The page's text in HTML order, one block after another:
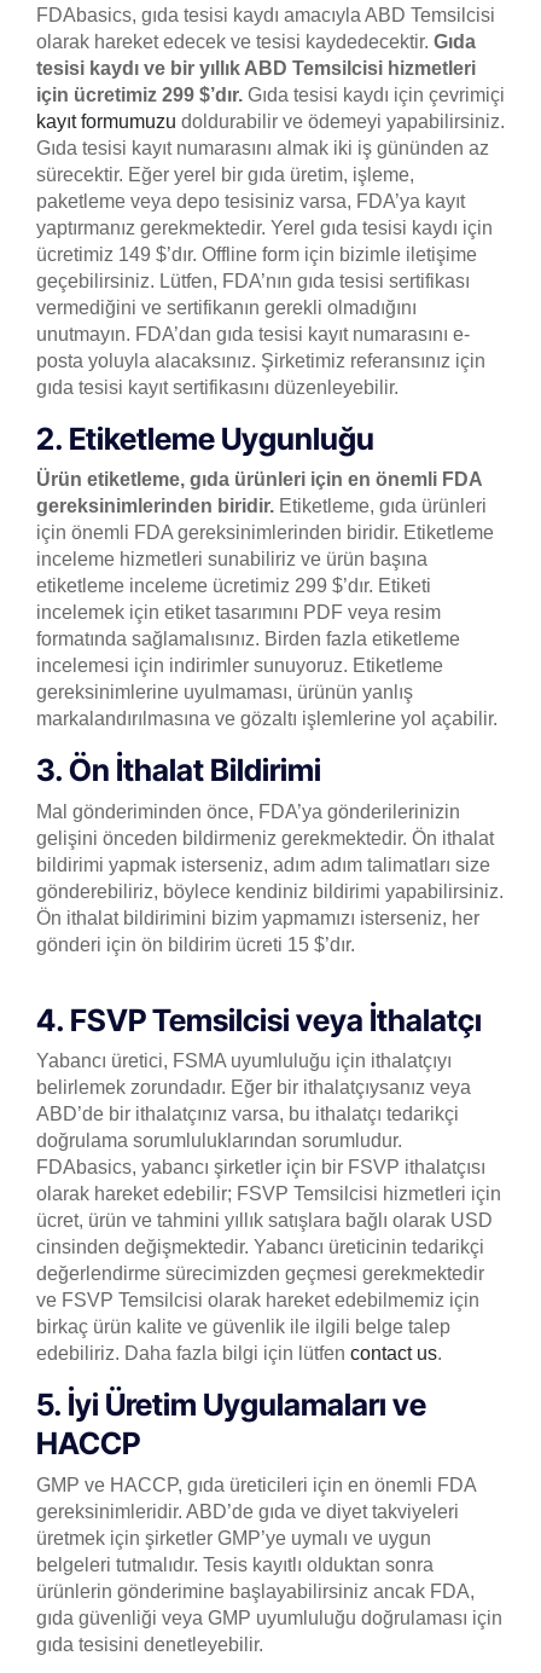
FDAbasics, gıda tesisi kaydı amacıyla ABD Temsilcisi
olarak hareket edecek ve tesisi kaydedecektir. Gıda
tesisi kaydı ve bir yıllık ABD Temsilcisi hizmetleri
için ücretimiz 299 $’dır. Gıda tesisi kaydı için çevrimiçi
kayıt formumuzu doldurabilir ve ödemeyi yapabilirsiniz.
Gıda tesisi kayıt numarasını almak iki iş gününden az
sürecektir. Eğer yerel bir gıda üretim, işleme,
paketleme veya depo tesisiniz varsa, FDA’ya kayıt
yaptırmanız gerekmektedir. Yerel gıda tesisi kaydı için
ücretimiz 149 $’dır. Offline form için bizimle iletişime
geçebilirsiniz. Lütfen, FDA’nın gıda tesisi sertifikası
vermediğini ve sertifikanın gerekli olmadığını
unutmayın. FDA’dan gıda tesisi kayıt numarasını e-
posta yoluyla alacaksınız. Şirketimiz referansınız için
gıda tesisi kayıt sertifikasını düzenleyebilir.
2. Etiketleme Uygunluğu
Ürün etiketleme, gıda ürünleri için en önemli FDA
gereksinimlerinden biridir. Etiketleme, gıda ürünleri
için önemli FDA gereksinimlerinden biridir. Etiketleme
inceleme hizmetleri sunabiliriz ve ürün başına
etiketleme inceleme ücretimiz 299 $’dır. Etiketi
incelemek için etiket tasarımını PDF veya resim
formatında sağlamalısınız. Birden fazla etiketleme
incelemesi için indirimler sunuyoruz. Etiketleme
gereksinimlerine uyulmaması, ürünün yanlış
markalandırılmasına ve gözaltı işlemlerine yol açabilir.
3. Ön İthalat Bildirimi
Mal gönderiminden önce, FDA’ya gönderilerinizin
gelişini önceden bildirmeniz gerekmektedir. Ön ithalat
bildirimi yapmak isterseniz, adım adım talimatları size
gönderebiliriz, böylece kendiniz bildirimi yapabilirsiniz.
Ön ithalat bildirimini bizim yapmamızı isterseniz, her
gönderi için ön bildirim ücreti 15 $’dır.
4. FSVP Temsilcisi veya İthalatçı
Yabancı üretici, FSMA uyumluluğu için ithalatçıyı
belirlemek zorundadır. Eğer bir ithalatçıysanız veya
ABD’de bir ithalatçınız varsa, bu ithalatçı tedarikçi
doğrulama sorumluluklarından sorumludur.
FDAbasics, yabancı şirketler için bir FSVP ithalatçısı
olarak hareket edebilir; FSVP Temsilcisi hizmetleri için
ücret, ürün ve tahmini yıllık satışlara bağlı olarak USD
cinsinden değişmektedir. Yabancı üreticinin tedarikçi
değerlendirme sürecimizden geçmesi gerekmektedir
ve FSVP Temsilcisi olarak hareket edebilmemiz için
birkaç ürün kalite ve güvenlik ile ilgili belge talep
edebiliriz. Daha fazla bilgi için lütfen contact us.
5. İyi Üretim Uygulamaları ve
HACCP
GMP ve HACCP, gıda üreticileri için en önemli FDA
gereksinimleridir. ABD’de gıda ve diyet takviyeleri
üretmek için şirketler GMP’ye uymalı ve uygun
belgeleri tutmalıdır. Tesis kayıtlı olduktan sonra
ürünlerin gönderimine başlayabilirsiniz ancak FDA,
gıda güvenliği veya GMP uyumluluğu doğrulaması için
gıda tesisini denetleyebilir.